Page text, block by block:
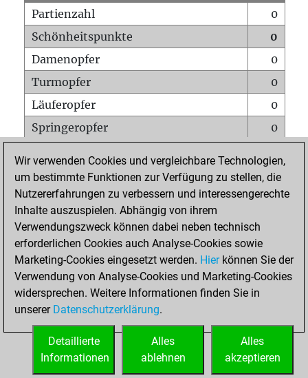
Partienzahl
0
Schönheitspunkte
0
Damenopfer
0
Turmopfer
0
Läuferopfer
0
Springeropfer
0
Matt auf vollem Brett
0
Bauer setzt Matt
0
Erstickte Matts
Unterverwandlungen
Türme auf der siebten
0
STARTSEITE
Wir verwenden Cookies und vergleichbare Technologien,
um bestimmte Funktionen zur Verfügung zu stellen, die
Nutzererfahrungen zu verbessern und interessengerechte
Inhalte auszuspielen. Abhängig von ihrem
Verwendungszweck können dabei neben technisch
erforderlichen Cookies auch Analyse-Cookies sowie
Marketing-Cookies eingesetzt werden. Hierkönnen Sie der
Verwendung von Analyse-Cookies und Marketing-Cookies
widersprechen. Weitere Informationen finden Sie in
unserer Datenschutzerklärung.
Alles
akzeptieren
Alles
ablehnen
Detaillierte
Informationen